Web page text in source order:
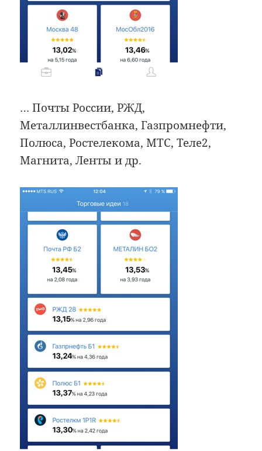
… Почты России, РЖД,
Металлинвестбанка, Газпромнефти,
Полюса, Ростелекома, МТС, Теле2,
Магнита, Ленты и др.